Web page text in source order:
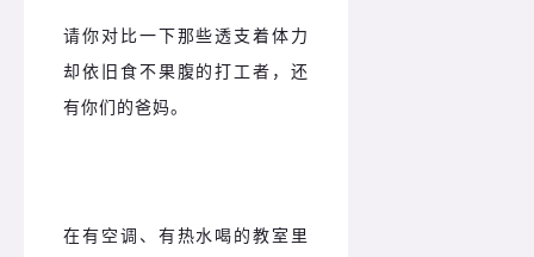
请你对比一下那些透支着体力
却依旧食不果腹的打工者，还
有你们的爸妈。
在有空调、有热水喝的教室里